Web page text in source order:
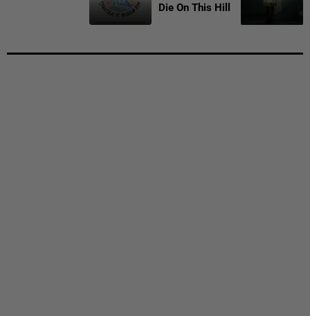
Die On This Hill